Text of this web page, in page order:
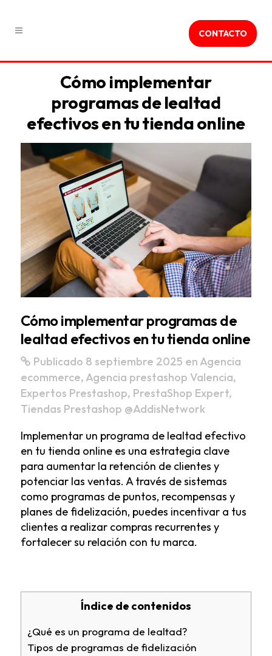
CONTACTO
Cómo implementar
programas de lealtad
efectivos en tu tienda online
Cómo implementar programas de
lealtad efectivos en tu tienda online
Publicado 8 septiembre 2025 en Agencia
ecommerce, Agencia prestashop Valencia,
Expertos Prestashop, PrestaShop Expert,
Tiendas Prestashop @AddisNetwork
Implementar un programa de lealtad efectivo
en tu tienda online es una estrategia clave
para aumentar la retención de clientes y
potenciar las ventas. A través de sistemas
como programas de puntos, recompensas y
planes de fidelización, puedes incentivar a tus
clientes a realizar compras recurrentes y
fortalecer su relación con tu marca.
Índice de contenidos
¿Qué es un programa de lealtad?
Tipos de programas de fidelización